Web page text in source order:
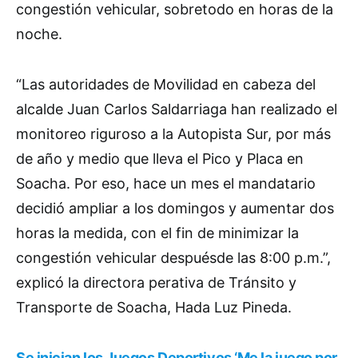
congestión vehicular, sobretodo en horas de la
noche.
“Las autoridades de Movilidad en cabeza del
alcalde Juan Carlos Saldarriaga han realizado el
monitoreo riguroso a la Autopista Sur, por más
de año y medio que lleva el Pico y Placa en
Soacha. Por eso, hace un mes el mandatario
decidió ampliar a los domingos y aumentar dos
horas la medida, con el fin de minimizar la
congestión vehicular despuésde las 8:00 p.m.”,
explicó la directora perativa de Tránsito y
Transporte de Soacha, Hada Luz Pineda.